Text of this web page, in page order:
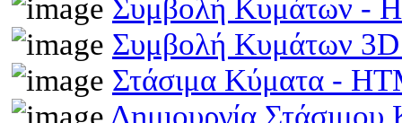
Συμβολή Κυμάτων -
Συμβολή Κυμάτων
Στάσιμα Κύματα -